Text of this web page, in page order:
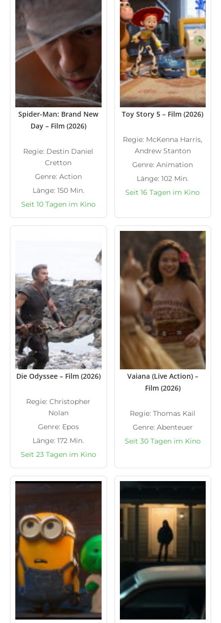
Spider-Man: Brand New
Day – Film (2026)
Regie: Destin Daniel
Cretton
Genre: Action
Länge: 150 Min.
Seit 10 Tagen im Kino
Toy Story 5 – Film (2026)
Regie: McKenna Harris,
Andrew Stanton
Genre: Animation
Länge: 102 Min.
Seit 16 Tagen im Kino
Die Odyssee – Film (2026)
Regie: Christopher
Nolan
Genre: Epos
Länge: 172 Min.
Seit 23 Tagen im Kino
Vaiana (Live Action) –
Film (2026)
Regie: Thomas Kail
Genre: Abenteuer
Seit 30 Tagen im Kino